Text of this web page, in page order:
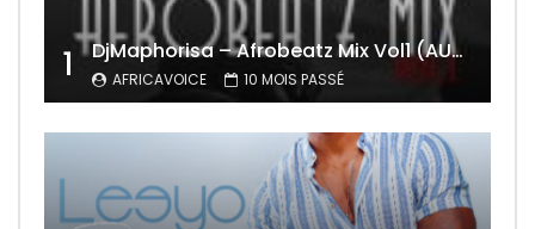
1 DjMaphorisa – Afrobeatz Mix Vol1 (AUDIO)
AFRICAVOICE 10 MOIS PASSÉ